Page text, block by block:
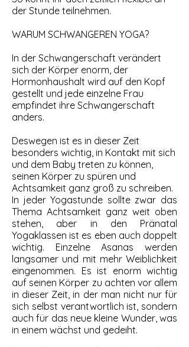
der Stunde teilnehmen.
WARUM SCHWANGEREN YOGA?
In der Schwangerschaft verändert
sich der Körper enorm, der
Hormonhaushalt wird auf den Kopf
gestellt und jede einzelne Frau
empfindet ihre Schwangerschaft
anders.
Deswegen ist es in dieser Zeit
besonders wichtig, in Kontakt mit sich
und dem Baby treten zu können,
seinen Körper zu spüren und
Achtsamkeit ganz groß zu schreiben.
In jeder Yogastunde sollte zwar das
Thema Achtsamkeit ganz weit oben
stehen, aber in den Pränatal
Yogaklassen ist es eben auch doppelt
wichtig. Einzelne Asanas werden
langsamer und mit mehr Weiblichkeit
eingenommen. Es ist enorm wichtig
auf seinen Körper zu achten vor allem
in dieser Zeit, in der man nicht nur für
sich selbst verantwortlich ist, sondern
auch für das neue kleine Wunder, was
in einem wächst und gedeiht.